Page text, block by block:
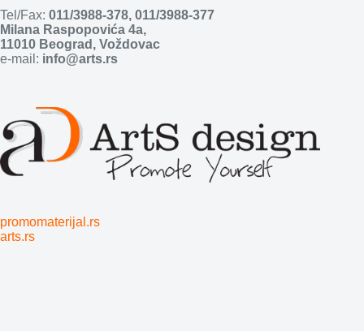
Tel/Fax: 011/3988-378, 011/3988-377
Milana Raspopovića 4a,
11010 Beograd, Voždovac
e-mail: info@arts.rs
promomaterijal.rs
arts.rs